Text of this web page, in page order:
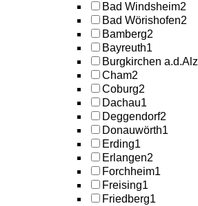
Bad Windsheim2
Bad Wörishofen2
Bamberg2
Bayreuth1
Burgkirchen a.d.Alz
Cham2
Coburg2
Dachau1
Deggendorf2
Donauwörth1
Erding1
Erlangen2
Forchheim1
Freising1
Friedberg1